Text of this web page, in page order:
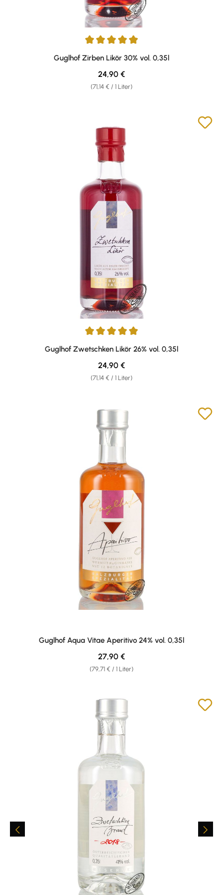
Durchschnittliche Bewertung von 4.9 von 5 Sternen
Guglhof Zirben Likör 30% vol. 0,35l
(71,14 € / 1 Liter)
Regulärer Preis:
24,90 €
Durchschnittliche Bewertung von 5 von 5 Sternen
Guglhof Zwetschken Likör 26% vol. 0,35l
(71,14 € / 1 Liter)
Regulärer Preis:
24,90 €
Guglhof Aqua Vitae Aperitivo 24% vol. 0,35l
(79,71 € / 1 Liter)
Regulärer Preis:
27,90 €